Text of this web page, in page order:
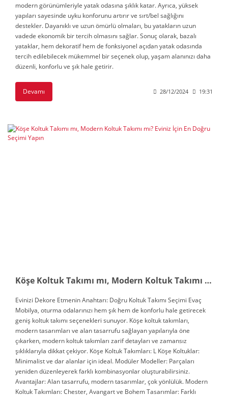
modern görünümleriyle yatak odasına şıklık katar. Ayrıca, yüksek
yapıları sayesinde uyku konforunu artırır ve sırt/bel sağlığını
destekler. Dayanıklı ve uzun ömürlü olmaları, bu yatakların uzun
vadede ekonomik bir tercih olmasını sağlar. Sonuç olarak, bazalı
yataklar, hem dekoratif hem de fonksiyonel açıdan yatak odasında
tercih edilebilecek mükemmel bir seçenek olup, yaşam alanınızı daha
düzenli, konforlu ve şık hale getirir.
Devamı 28/12/2024 19:31
Köşe Koltuk Takımı mı, Modern Koltuk Takımı mı? Eviniz İçin En Doğru Seçimi Yapın
Evinizi Dekore Etmenin Anahtarı: Doğru Koltuk Takımı Seçimi Evaç
Mobilya, oturma odalarınızı hem şık hem de konforlu hale getirecek
geniş koltuk takımı seçenekleri sunuyor. Köşe koltuk takımları,
modern tasarımları ve alan tasarrufu sağlayan yapılarıyla öne
çıkarken, modern koltuk takımları zarif detayları ve zamansız
şıklıklarıyla dikkat çekiyor. Köşe Koltuk Takımları: L Köşe Koltuklar:
Minimalist ve dar alanlar için ideal. Modüler Modeller: Parçaları
yeniden düzenleyerek farklı kombinasyonlar oluşturabilirsiniz.
Avantajlar: Alan tasarrufu, modern tasarımlar, çok yönlülük. Modern
Koltuk Takımları: Chester, Avangart ve Bohem Tasarımlar: Farklı